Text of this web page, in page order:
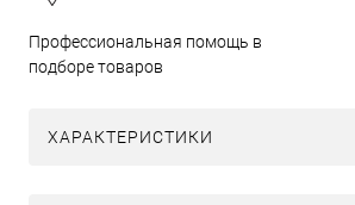
Профессиональная помощь в
подборе товаров
ХАРАКТЕРИСТИКИ